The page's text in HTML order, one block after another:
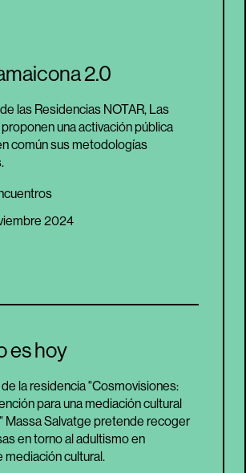
2.0
las Residencias NOTAR, Las
una activación pública
común sus metodologías
2024
es hoy
la residencia "Cosmovisiones:
para una mediación cultural
Massa Salvatge pretende recoger
en torno al adultismo en
cultural.